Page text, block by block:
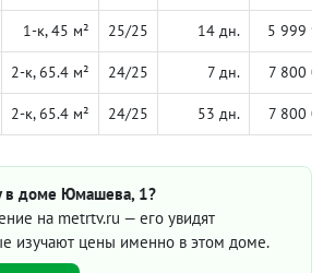
1-к, 45 м² 25/25 14 дн. 5 999
2-к, 65.4 м² 24/25 7 дн. 7 800
2-к, 65.4 м² 24/25 53 дн. 7 800
в доме Юмашева, 1?
на metrtv.ru — его увидят
изучают цены именно в этом доме.